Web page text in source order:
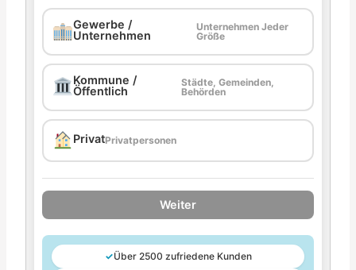
Gewerbe /
Unternehmen
Unternehmen Jeder
Größe
Kommune /
Öffentlich
Städte, Gemeinden,
Behörden
PrivatPrivatpersonen
Weiter
✓Über 2500 zufriedene Kunden